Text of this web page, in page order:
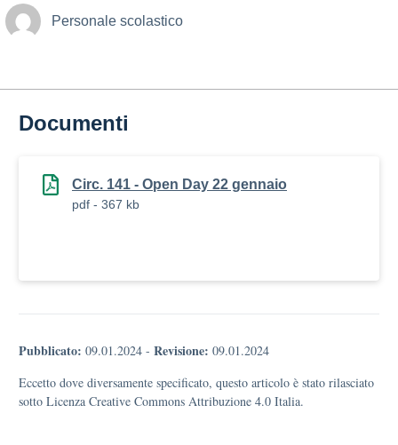
Personale scolastico
Documenti
Circ. 141 - Open Day 22 gennaio
pdf - 367 kb
Pubblicato: 09.01.2024 - Revisione: 09.01.2024
Eccetto dove diversamente specificato, questo articolo è stato rilasciato
sotto Licenza Creative Commons Attribuzione 4.0 Italia.